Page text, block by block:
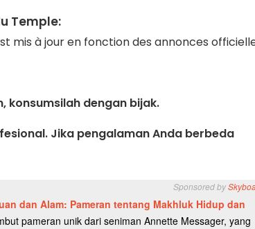
Temple:
mis à jour en fonction des annonces
konsumsilah dengan bijak.
Jika pengalaman Anda berbeda